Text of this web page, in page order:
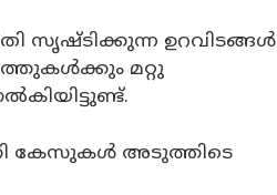
സൃഷ്ടിക്കുന്ന ഉറവിടങ്ങൾ
മറ്റു
കേസുകൾ അടുത്തിടെ